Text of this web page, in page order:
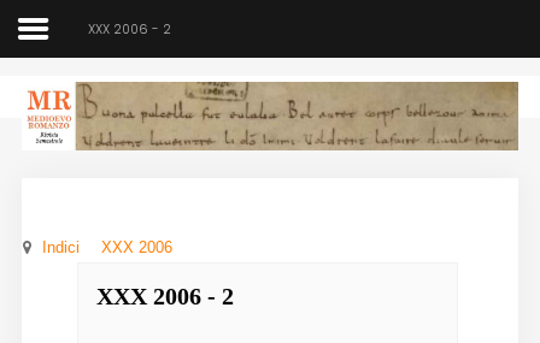
Medioevo Romanzo
XXX 2006 - 2
Indici XXX 2006
XXX 2006 - 2